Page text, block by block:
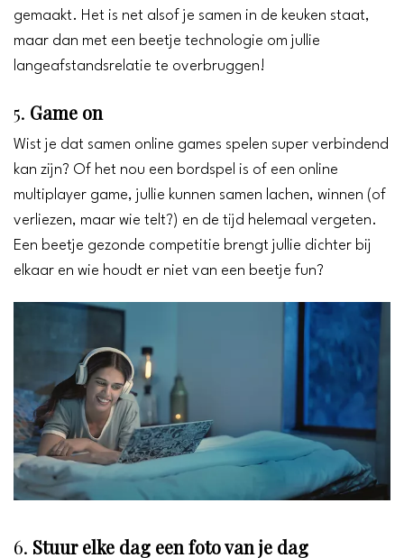
gemaakt. Het is net alsof je samen in de keuken staat,
maar dan met een beetje technologie om jullie
langeafstandsrelatie te overbruggen!
5. Game on
Wist je dat samen online games spelen super verbindend
kan zijn? Of het nou een bordspel is of een online
multiplayer game, jullie kunnen samen lachen, winnen (of
verliezen, maar wie telt?) en de tijd helemaal vergeten.
Een beetje gezonde competitie brengt jullie dichter bij
elkaar en wie houdt er niet van een beetje fun?
6. Stuur elke dag een foto van je dag